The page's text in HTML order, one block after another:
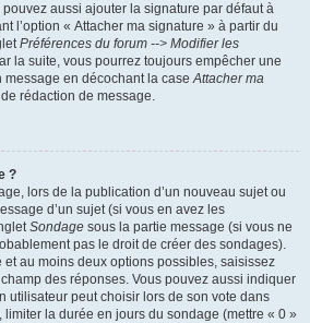
aussi ajouter la signature par défaut à
l’option « Attacher ma signature » à partir du
Préférences du forum --> Modifier les
la suite, vous pourrez toujours empêcher une
message en décochant la caseAttacher ma
rédaction de message.
?
lors de la publication d’un nouveau sujet ou
d’un sujet (si vous en avez les
Sondage sous la partie message (si vous ne
pas le droit de créer des sondages).
au moins deux options possibles, saisissez
des réponses. Vous pouvez aussi indiquer
utilisateur peut choisir lors de son vote dans
limiter la durée en jours du sondage (mettre « 0 »